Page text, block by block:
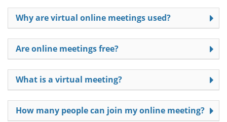
Why are virtual online meetings used?
Are online meetings free?
What is a virtual meeting?
How many people can join my online meeting?